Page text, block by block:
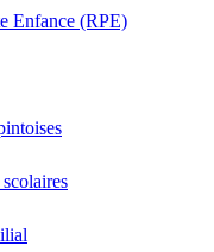
Enfance (RPE)
0.03 km